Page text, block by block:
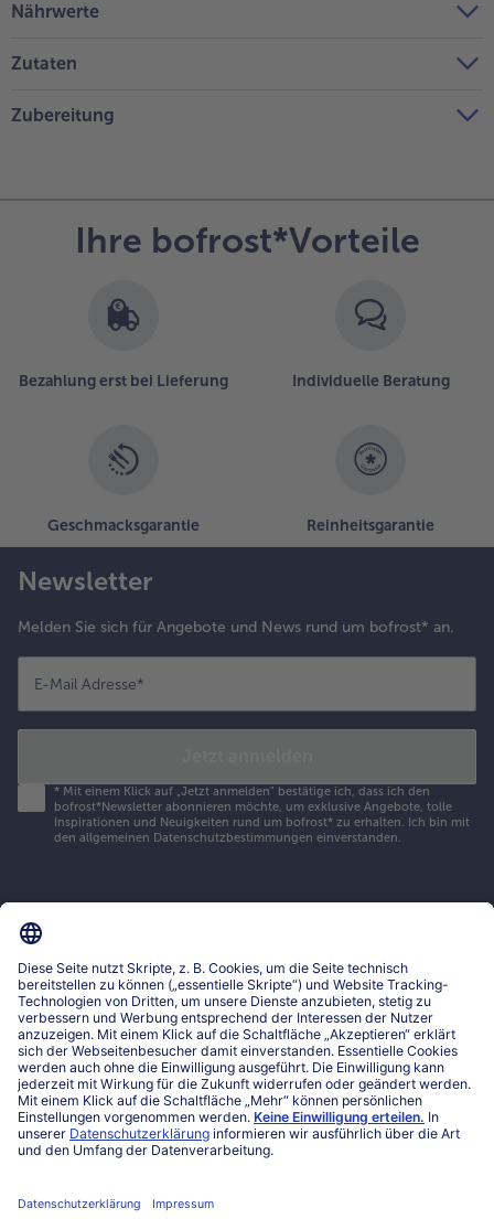
Nährwerte
Zutaten
Zubereitung
Ihre bofrost*Vorteile
Bezahlung erst bei Lieferung Individuelle Beratung
Geschmacksgarantie Reinheitsgarantie
Newsletter
Melden Sie sich für Angebote und News rund um bofrost* an.
E-Mail Adresse*
* Mit einem Klick auf „Jetzt anmelden" bestätige ich, dass ich den
bofrost*Newsletter abonnieren möchte, um exklusive Angebote, tolle
Inspirationen und Neuigkeiten rund um bofrost* zu erhalten. Ich bin mit
den allgemeinen Datenschutzbestimmungen einverstanden.
Mein bofrost*
www.bofrost.lu
service@bofrost.lu
027863232
Mo-Fr. von 7 bis 20 Uhr
Service